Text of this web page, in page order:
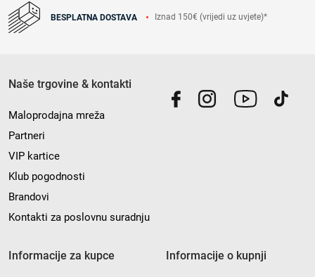
BESPLATNA DOSTAVA Iznad 150€ (vrijedi uz uvjete)*
Naše trgovine & kontakti
Maloprodajna mreža
Partneri
VIP kartice
Klub pogodnosti
Brandovi
Kontakti za poslovnu suradnju
Informacije za kupce Informacije o kupnji